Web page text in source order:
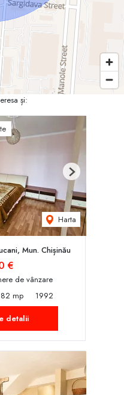
și:
Harta
Next
Mun. Chișinău
€
de vânzare
82 mp
1992
detalii